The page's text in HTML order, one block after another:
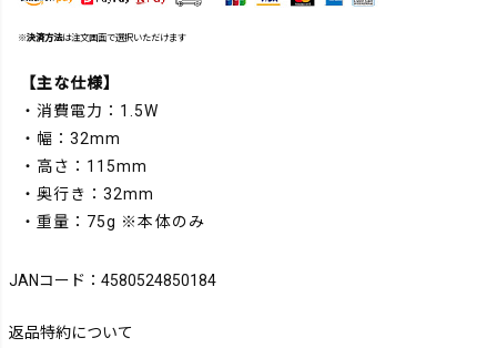
※決済方法は注文画面で選択いただけます
【主な仕様】
・消費電力：1.5W
・幅：32mm
・高さ：115mm
・奥行き：32mm
・重量：75g ※本体のみ
JANコード：4580524850184
返品特約について